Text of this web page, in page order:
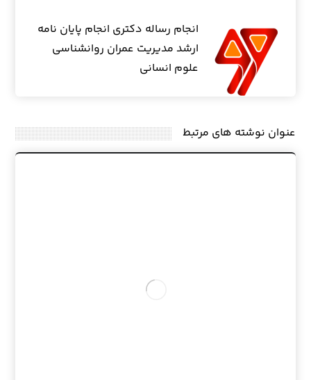
انجام رساله دکتری انجام پایان نامه
ارشد مدیریت عمران روانشناسی
علوم انسانی
عنوان ‫نوشته های مرتبط